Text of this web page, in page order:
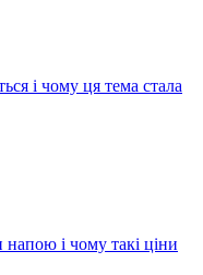
і чому ця тема стала
напою і чому такі ціни